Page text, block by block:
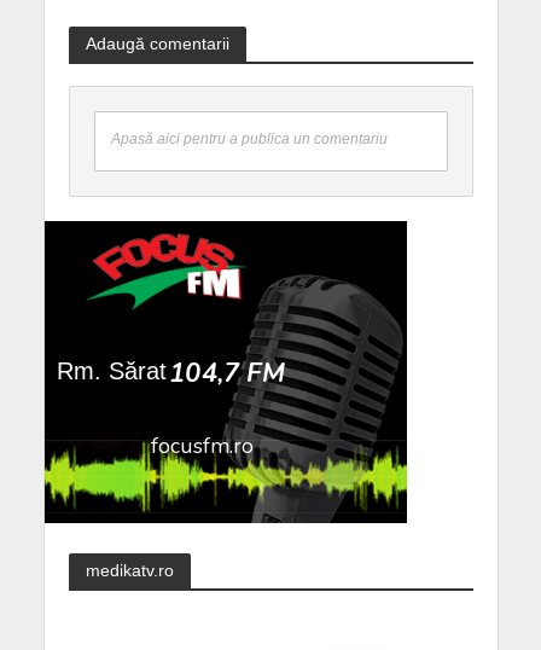
Adaugă comentarii
Apasă aici pentru a publica un comentariu
medikatv.ro